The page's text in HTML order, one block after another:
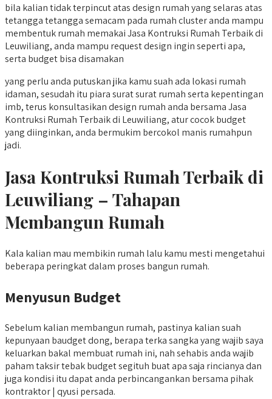
bila kalian tidak terpincut atas design rumah yang selaras atas
tetangga tetangga semacam pada rumah cluster anda mampu
membentuk rumah memakai Jasa Kontruksi Rumah Terbaik di
Leuwiliang, anda mampu request design ingin seperti apa,
serta budget bisa disamakan
yang perlu anda putuskan jika kamu suah ada lokasi rumah
idaman, sesudah itu piara surat surat rumah serta kepentingan
imb, terus konsultasikan design rumah anda bersama Jasa
Kontruksi Rumah Terbaik di Leuwiliang, atur cocok budget
yang diinginkan, anda bermukim bercokol manis rumahpun
jadi.
Jasa Kontruksi Rumah Terbaik di
Leuwiliang – Tahapan
Membangun Rumah
Kala kalian mau membikin rumah lalu kamu mesti mengetahui
beberapa peringkat dalam proses bangun rumah.
Menyusun Budget
Sebelum kalian membangun rumah, pastinya kalian suah
kepunyaan baudget dong, berapa terka sangka yang wajib saya
keluarkan bakal membuat rumah ini, nah sehabis anda wajib
paham taksir tebak budget segituh buat apa saja rincianya dan
juga kondisi itu dapat anda perbincangankan bersama pihak
kontraktor | qyusi persada.